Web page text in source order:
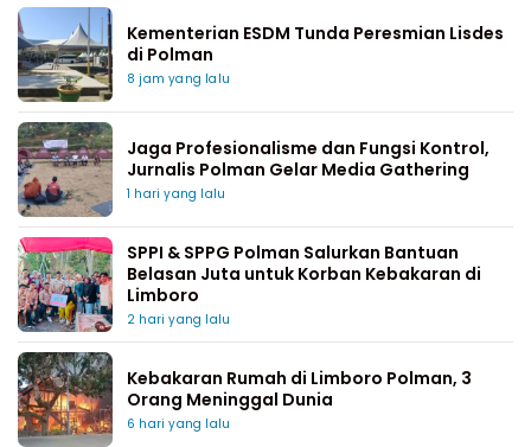
Kementerian ESDM Tunda Peresmian Lisdes
di Polman
8 jam yang lalu
Jaga Profesionalisme dan Fungsi Kontrol,
Jurnalis Polman Gelar Media Gathering
1 hari yang lalu
SPPI & SPPG Polman Salurkan Bantuan
Belasan Juta untuk Korban Kebakaran di
Limboro
2 hari yang lalu
Kebakaran Rumah di Limboro Polman, 3
Orang Meninggal Dunia
6 hari yang lalu